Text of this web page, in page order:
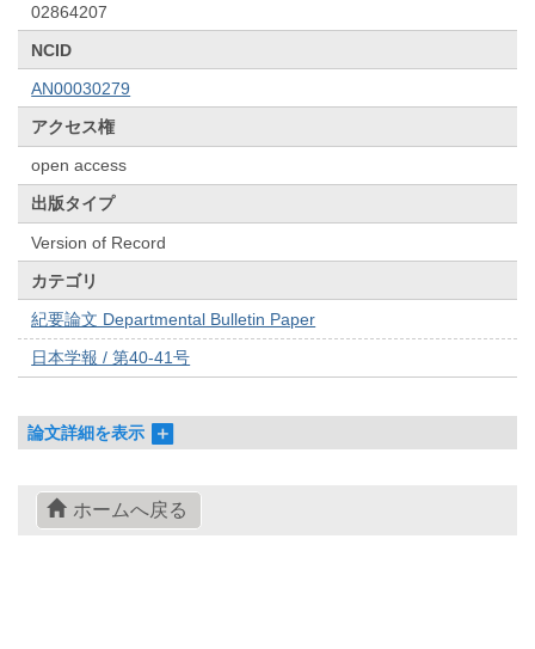
02864207
NCID
AN00030279
アクセス権
open access
出版タイプ
Version of Record
カテゴリ
紀要論文 Departmental Bulletin Paper
日本学報 / 第40-41号
論文詳細を表示
ホームへ戻る